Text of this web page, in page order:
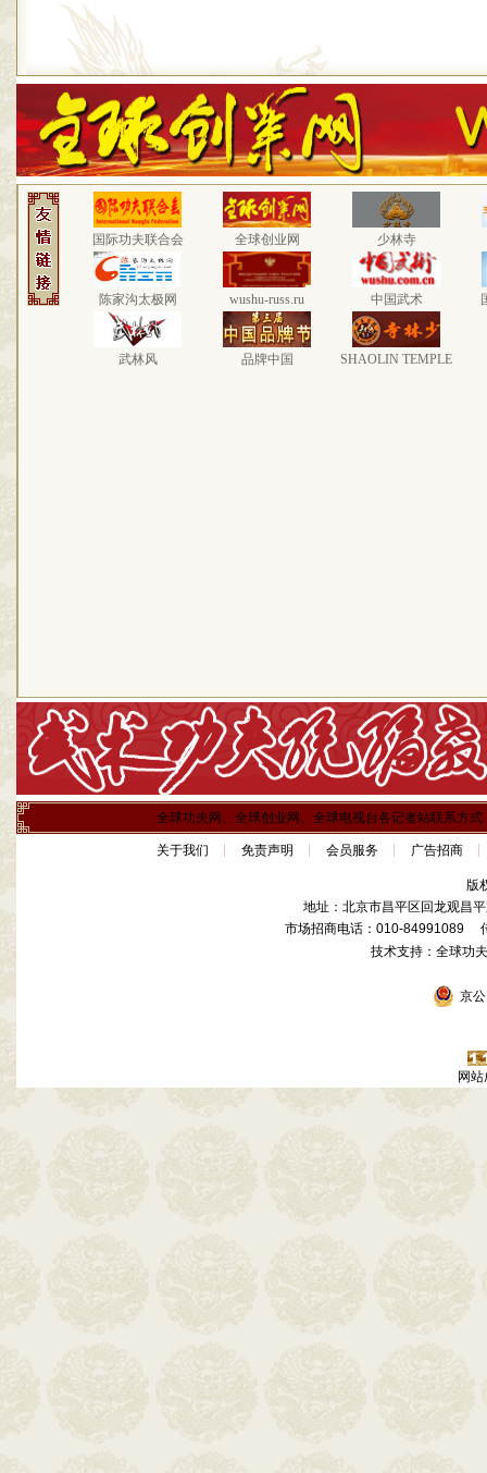
国际功夫联合会 全球创业网 少林寺
陈家沟太极网 wushu-russ.ru 中国武术
武林风 品牌中国 SHAOLIN TEMPLE
全球功夫网、全球创业网、全球电视台各记者站联系方式
关于我们 免责声明 会员服务 广告招商
版
地址：北京市昌平区回龙观昌
市场招商电话：010-84991089
技术支持：全球
京公
网